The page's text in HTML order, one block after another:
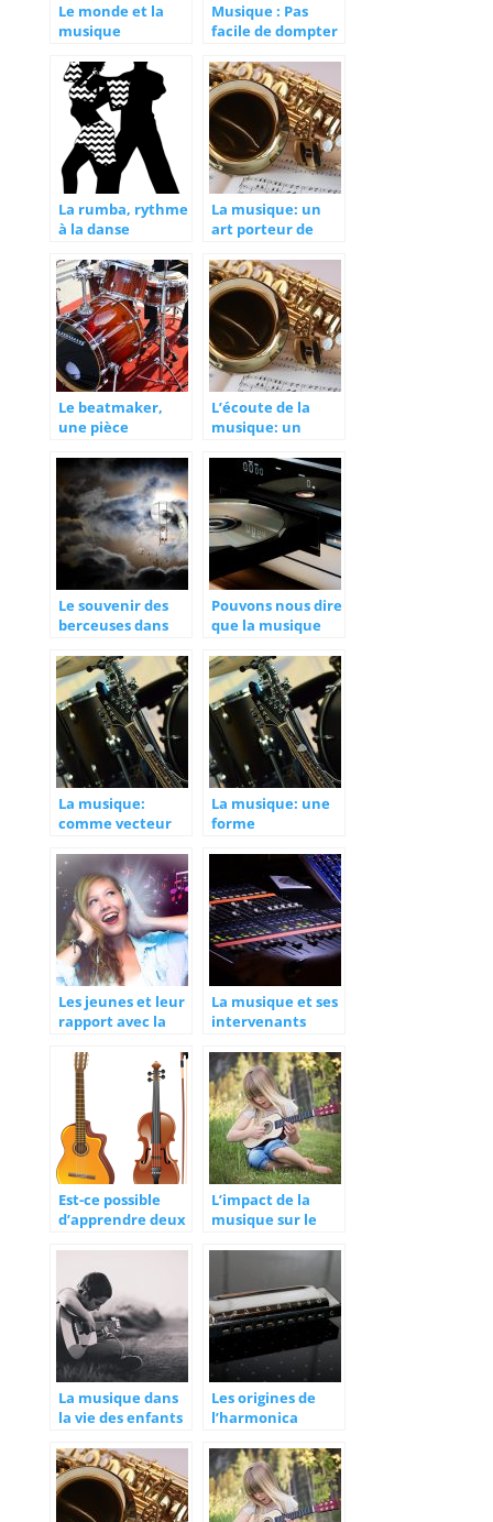
Le monde et la
musique
Musique : Pas
facile de dompter
La rumba, rythme
à la danse
La musique: un
art porteur de
culturelle de sa
société
Le beatmaker,
une pièce
musique
L’écoute de la
musique: un
détente et de
relaxation
Le souvenir des
berceuses dans
Pouvons nous dire
que la musique
est morte ?
La musique:
comme vecteur
sociaux
culturelles
La musique: une
forme
Les jeunes et leur
rapport avec la
La musique et ses
intervenants
Est-ce possible
d’apprendre deux
coup?
L’impact de la
musique sur le
des enfants
La musique dans
la vie des enfants
Les origines de
l’harmonica